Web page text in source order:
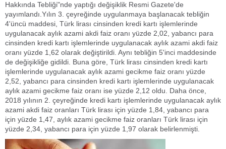
Hakkında Tebliği"nde yaptığı değişiklik Resmi Gazete'de
yayımlandı.Yılın 3. çeyreğinde uygulanmaya başlanacak tebliğin
4'üncü maddesi, Türk lirası cinsinden kredi kartı işlemlerinde
uygulanacak aylık azami akdi faiz oranı yüzde 2,02, yabancı para
cinsinden kredi kartı işlemlerinde uygulanacak aylık azami akdi faiz
oranı yüzde 1,62 olarak değiştirildi. Aynı tebliğin 5'inci maddesinde
de değişikliğe gidildi. Buna göre, Türk lirası cinsinden kredi kartı
işlemlerinde uygulanacak aylık azami gecikme faiz oranı yüzde
2,52, yabancı para cinsinden kredi kartı işlemlerinde uygulanacak
aylık azami gecikme faiz oranı ise yüzde 2,12 oldu. Daha önce,
2018 yılının 2. çeyreğinde kredi kartı işlemlerinde uygulanacak aylık
azami akdi faiz oranları Türk lirası için yüzde 1,84, yabancı para
için yüzde 1,47, aylık azami gecikme faiz oranları Türk lirası için
yüzde 2,34, yabancı para için yüzde 1,97 olarak belirlenmişti.